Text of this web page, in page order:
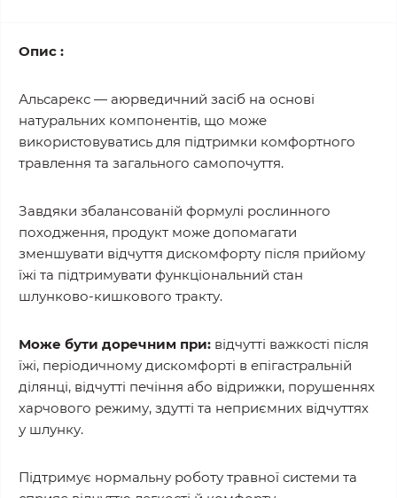
Опис :
Альсарекс — аюрведичний засіб на основі
натуральних компонентів, що може
використовуватись для підтримки комфортного
травлення та загального самопочуття.
Завдяки збалансованій формулі рослинного
походження, продукт може допомагати
зменшувати відчуття дискомфорту після прийому
їжі та підтримувати функціональний стан
шлунково-кишкового тракту.
Може бути доречним при: відчутті важкості після
їжі, періодичному дискомфорті в епігастральній
ділянці, відчутті печіння або відрижки, порушеннях
харчового режиму, здутті та неприємних відчуттях
у шлунку.
Підтримує нормальну роботу травної системи та